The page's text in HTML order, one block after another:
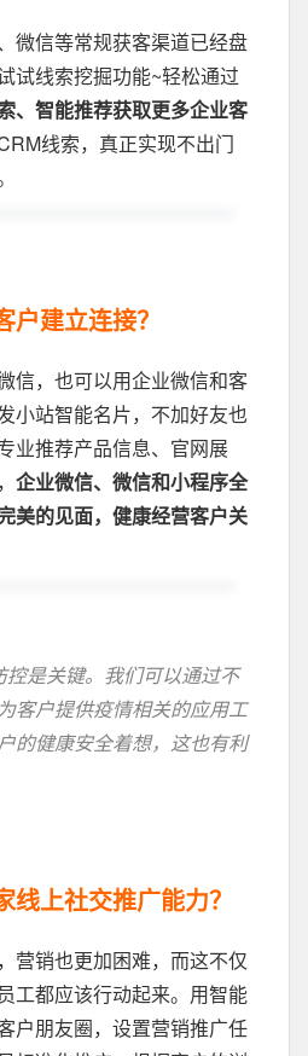
微信等常规获客渠道已经盘
试线索挖掘功能~轻松通过
、智能推荐获取更多企业客
线索，真正实现不出门
户建立连接？
信，也可以用企业微信和客
小站智能名片，不加好友也
业推荐产品信息、官网展
企业微信、微信和小程序全
美的见面，健康经营客户关
是关键。我们可以通过不
客户提供疫情相关的应用工
的健康安全着想，这也有利
上社交推广能力？
营销也更加困难，而这不仅
工都应该行动起来。用智能
户朋友圈，设置营销推广任